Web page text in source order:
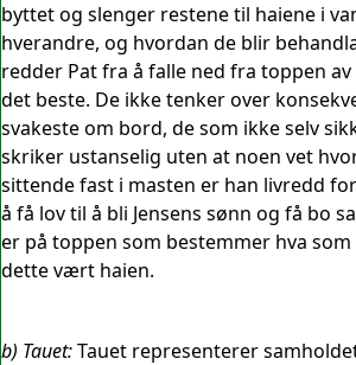
byttet og slenger restene til haiene i
hverandre, og hvordan de blir
redder Pat fra å falle ned fra toppen
det beste. De ikke tenker over
svakeste om bord, de som ikke selv
skriker ustanselig uten at noen vet
sittende fast i masten er han livredd
å få lov til å bli Jensens sønn og få bo
er på toppen som bestemmer hva
dette vært haien.
b) Tauet:Tauet representerer